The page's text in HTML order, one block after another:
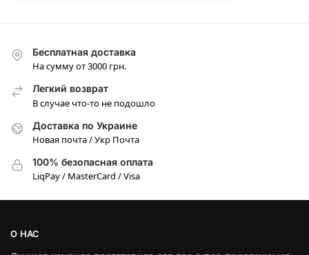
Бесплатная доставка
На сумму от 3000 грн.
Легкий возврат
В случае что-то не подошло
Доставка по Украине
Новая почта / Укр Почта
100% безопасная оплата
LiqPay / MasterCard / Visa
О НАС